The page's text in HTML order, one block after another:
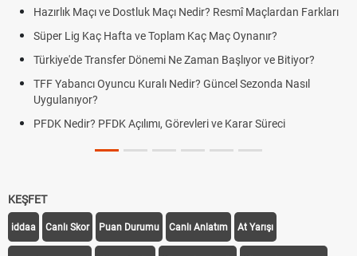
Hazırlık Maçı ve Dostluk Maçı Nedir? Resmî Maçlardan Farkları
Süper Lig Kaç Hafta ve Toplam Kaç Maç Oynanır?
Türkiye'de Transfer Dönemi Ne Zaman Başlıyor ve Bitiyor?
TFF Yabancı Oyuncu Kuralı Nedir? Güncel Sezonda Nasıl
Uygulanıyor?
PFDK Nedir? PFDK Açılımı, Görevleri ve Karar Süreci
KEŞFET
iddaa Canlı Skor Puan Durumu Canlı Anlatım At Yarışı